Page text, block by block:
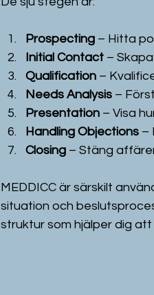
Prospecting – Hitta
Initial Contact –
Qualification –
Needs Analysis –
Presentation – Visa
Handling Objections –
Closing – Stäng
MEDDICC är särskilt
situation och
struktur som hjälper dig